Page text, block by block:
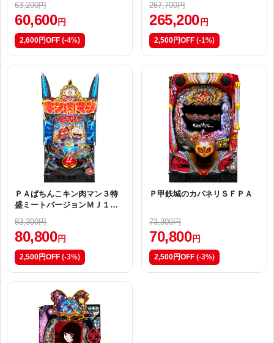
63,200円
60,600 円
2,600円OFF (-4%)
267,700円
265,200 円
2,500円OFF (-1%)
ＰＡぱちんこキン肉マン３特
盛ミートバージョンＭＪ１
83,300円
80,800 円
2,500円OFF (-3%)
Ｐ甲鉄城のカバネリＳＦＰＡ
73,300円
70,800 円
2,500円OFF (-3%)